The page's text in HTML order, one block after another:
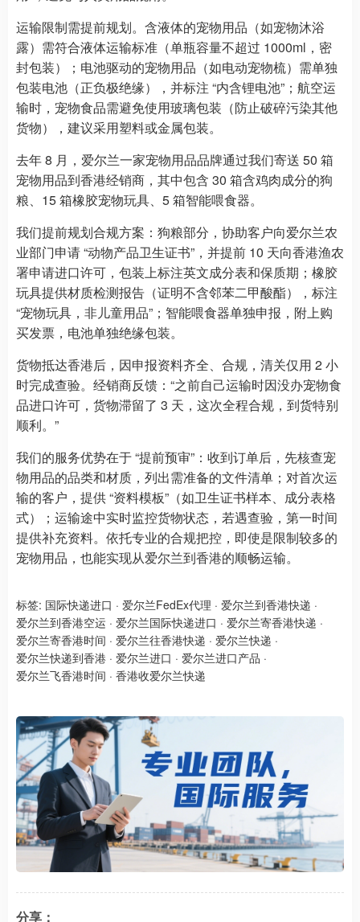
运输限制需提前规划。含液体的宠物用品（如宠物沐浴
露）需符合液体运输标准（单瓶容量不超过 1000ml，密
封包装）；电池驱动的宠物用品（如电动宠物梳）需单独
包装电池（正负极绝缘），并标注 “内含锂电池”；航空运
输时，宠物食品需避免使用玻璃包装（防止破碎污染其他
货物），建议采用塑料或金属包装。
去年 8 月，爱尔兰一家宠物用品品牌通过我们寄送 50 箱
宠物用品到香港经销商，其中包含 30 箱含鸡肉成分的狗
粮、15 箱橡胶宠物玩具、5 箱智能喂食器。
我们提前规划合规方案：狗粮部分，协助客户向爱尔兰农
业部门申请 “动物产品卫生证书”，并提前 10 天向香港渔农
署申请进口许可，包装上标注英文成分表和保质期；橡胶
玩具提供材质检测报告（证明不含邻苯二甲酸酯），标注
“宠物玩具，非儿童用品”；智能喂食器单独申报，附上购
买发票，电池单独绝缘包装。
货物抵达香港后，因申报资料齐全、合规，清关仅用 2 小
时完成查验。经销商反馈：“之前自己运输时因没办宠物食
品进口许可，货物滞留了 3 天，这次全程合规，到货特别
顺利。”
我们的服务优势在于 “提前预审”：收到订单后，先核查宠
物用品的品类和材质，列出需准备的文件清单；对首次运
输的客户，提供 “资料模板”（如卫生证书样本、成分表格
式）；运输途中实时监控货物状态，若遇查验，第一时间
提供补充资料。依托专业的合规把控，即使是限制较多的
宠物用品，也能实现从爱尔兰到香港的顺畅运输。
标签: 国际快递进口 · 爱尔兰FedEx代理 · 爱尔兰到香港快递 ·
爱尔兰到香港空运 · 爱尔兰国际快递进口 · 爱尔兰寄香港快递 ·
爱尔兰寄香港时间 · 爱尔兰往香港快递 · 爱尔兰快递 ·
爱尔兰快递到香港 · 爱尔兰进口 · 爱尔兰进口产品 ·
爱尔兰飞香港时间 · 香港收爱尔兰快递
分享：